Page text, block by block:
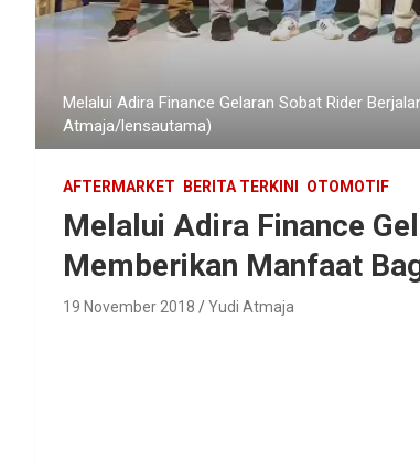
Melalui Adira Finance Gelaran Sobat Rider
Atmaja/lensautama)
AFTERMARKET BERITA TERKINI OTOMOTIF
Melalui Adira Finance
Memberikan Manfaat
19 November 2018 Yudi Atmaja